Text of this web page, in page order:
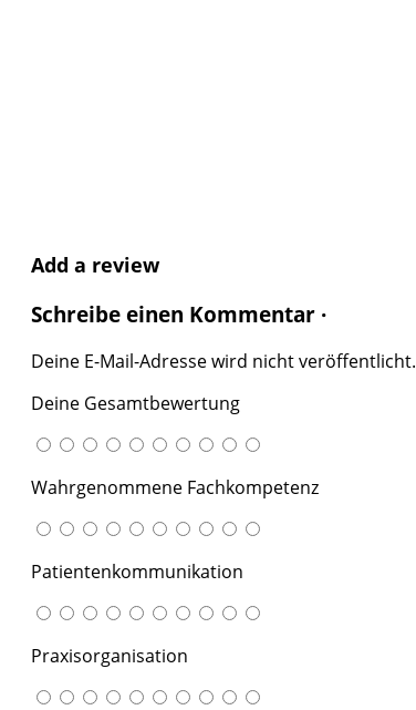
Add a review
Schreibe einen Kommentar ·
Deine E-Mail-Adresse wird nicht veröffentlicht.
Deine Gesamtbewertung
Wahrgenommene Fachkompetenz
Patientenkommunikation
Praxisorganisation